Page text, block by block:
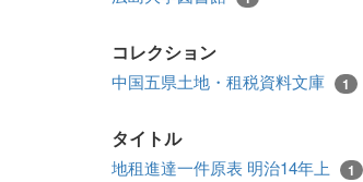
コレクション
中国五県土地・租税資料文庫 1
タイトル
地租進達一件原表 明治14年上 1